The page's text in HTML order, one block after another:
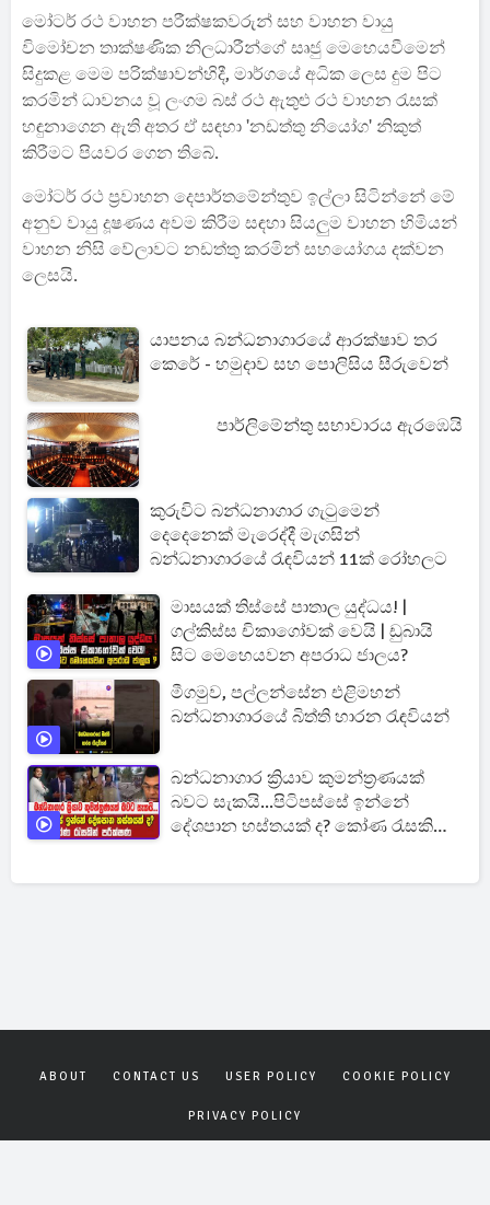
මෝටර් රථ වාහන පරීක්ෂකවරුන් සහ වාහන වායු
විමෝචන තාක්ෂණික නිලධාරීන්ගේ සෘජු මෙහෙයවීමෙන්
සිදුකළ මෙම පරික්ෂාවන්හිදී, මාර්ගයේ අධික ලෙස දුම පිට
කරමින් ධාවනය වූ ලංගම බස් රථ ඇතුළු රථ වාහන රැසක්
හඳුනාගෙන ඇති අතර ඒ සඳහා 'නඩත්තු නියෝග' නිකුත්
කිරීමට පියවර ගෙන තිබේ.
මෝටර් රථ ප්‍රවාහන දෙපාර්තමේන්තුව ඉල්ලා සිටින්නේ මේ
අනුව වායු දූෂණය අවම කිරීම සඳහා සියලුම වාහන හිමියන්
වාහන නිසි වේලාවට නඩත්තු කරමින් සහයෝගය දක්වන
ලෙසයි.
යාපනය බන්ධනාගාරයේ ආරක්ෂාව තර
කෙරේ - හමුදාව සහ පොලිසිය සීරුවෙන්
පාර්ලිමේන්තු සභාවාරය ඇරඹෙයි
කුරුවිට බන්ධනාගාර ගැටුමෙන්
දෙදෙනෙක් මැරෙද්දී මැගසින්
බන්ධනාගාරයේ රැඳවියන් 11ක් රෝහලට
මාසයක් තිස්සේ පාතාල යුද්ධය! |
ගල්කිස්ස චිකාගෝවක් වෙයි | ඩුබායි
සිට මෙහෙයවන අපරාධ ජාලය?
මීගමුව, පල්ලන්සේන එළිමහන්
බන්ධනාගාරයේ බිත්ති හාරන රැඳවියන්
බන්ධනාගාර ක්‍රියාව කුමන්ත්‍රණයක්
බවට සැකයි...පිටිපස්සේ ඉන්නේ
දේශපාන හස්තයක් ද? කෝණ රැසකින්
ABOUT CONTACT US USER POLICY COOKIE POLICY
PRIVACY POLICY